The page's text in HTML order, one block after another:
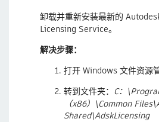
卸载并重新安装最新的
Licensing Service。
解决步骤：
打开 Windows 文件资源
转到文件夹： C：
（x86）\Common
Shared\AdskLicensing